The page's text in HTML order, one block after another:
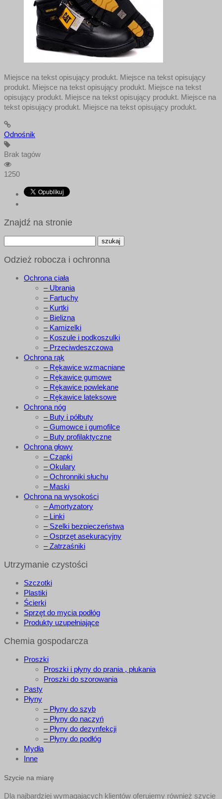
Miejsce na tekst opisujący produkt. Miejsce na tekst opisujący
produkt. Miejsce na tekst opisujący produkt. Miejsce na tekst
opisujący produkt. Miejsce na tekst opisujący produkt. Miejsce na
tekst opisujący produkt. Miejsce na tekst opisujący produkt.
Odnośnik
Brak tagów
1250
Znajdź na stronie
Odzież robocza i ochronna
Ochrona ciała
– Ubrania
– Fartuchy
– Kurtki
– Bielizna
– Kamizelki
– Koszule i podkoszulki
– Przeciwdeszczowa
Ochrona rąk
– Rękawice wzmacniane
– Rękawice gumowe
– Rękawice powlekane
– Rękawice lateksowe
Ochrona nóg
– Buty i półbuty
– Gumowce i gumofilce
– Buty profilaktyczne
Ochrona głowy
– Czapki
– Okulary
– Ochronniki słuchu
– Maski
Ochrona na wysokości
– Amortyzatory
– Linki
– Szelki bezpieczeństwa
– Osprzęt asekuracyjny
– Zatrzaśniki
Utrzymanie czystości
Szczotki
Plastiki
Ścierki
Sprzęt do mycia podłóg
Produkty uzupełniające
Chemia gospodarcza
Proszki
Proszki i płyny do prania , płukania
Proszki do szorowania
Pasty
Płyny
– Płyny do szyb
– Płyny do naczyń
– Płyny do dezynfekcji
– Płyny do podłóg
Mydła
Inne
Szycie na miarę
Dla najbardziej wymagających klientów oferujemy również szycie